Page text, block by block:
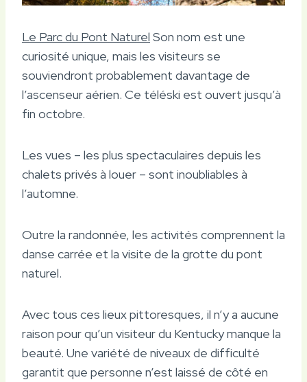
Le Parc du Pont Naturel Son nom est une
curiosité unique, mais les visiteurs se
souviendront probablement davantage de
l’ascenseur aérien. Ce téléski est ouvert jusqu’à
fin octobre.
Les vues – les plus spectaculaires depuis les
chalets privés à louer – sont inoubliables à
l’automne.
Outre la randonnée, les activités comprennent la
danse carrée et la visite de la grotte du pont
naturel.
Avec tous ces lieux pittoresques, il n’y a aucune
raison pour qu’un visiteur du Kentucky manque la
beauté. Une variété de niveaux de difficulté
garantit que personne n’est laissé de côté en